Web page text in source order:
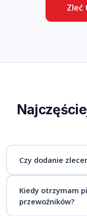
Zleć
Czy dodanie
Nie, dodanie
bezpłatne dla
Kiedy otrzymam
przewoźników?